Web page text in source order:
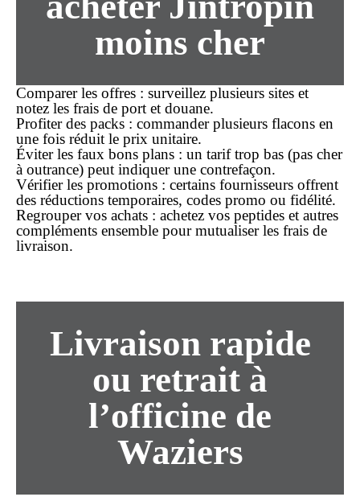
moins cher
Comparer les offres : surveillez plusieurs sites et
notez les frais de port et douane.
Profiter des packs : commander plusieurs flacons en
une fois réduit le prix unitaire.
Éviter les faux bons plans : un tarif trop bas (pas cher
à outrance) peut indiquer une contrefaçon.
Vérifier les promotions : certains fournisseurs offrent
des réductions temporaires, codes promo ou fidélité.
Regrouper vos achats : achetez vos peptides et autres
compléments ensemble pour mutualiser les frais de
livraison.
Livraison rapide
ou retrait à
l’officine de
Waziers